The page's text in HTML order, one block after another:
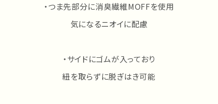
・つま先部分に消臭繊維MOFFを使用
気になるニオイに配慮
・サイドにゴムが入っており
紐を取らずに脱ぎはき可能